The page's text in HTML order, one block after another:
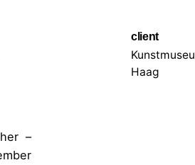
–
client
Haag